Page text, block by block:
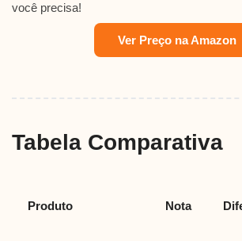
você precisa!
Ver Preço na Amazon
Tabela Comparativa
Produto Nota